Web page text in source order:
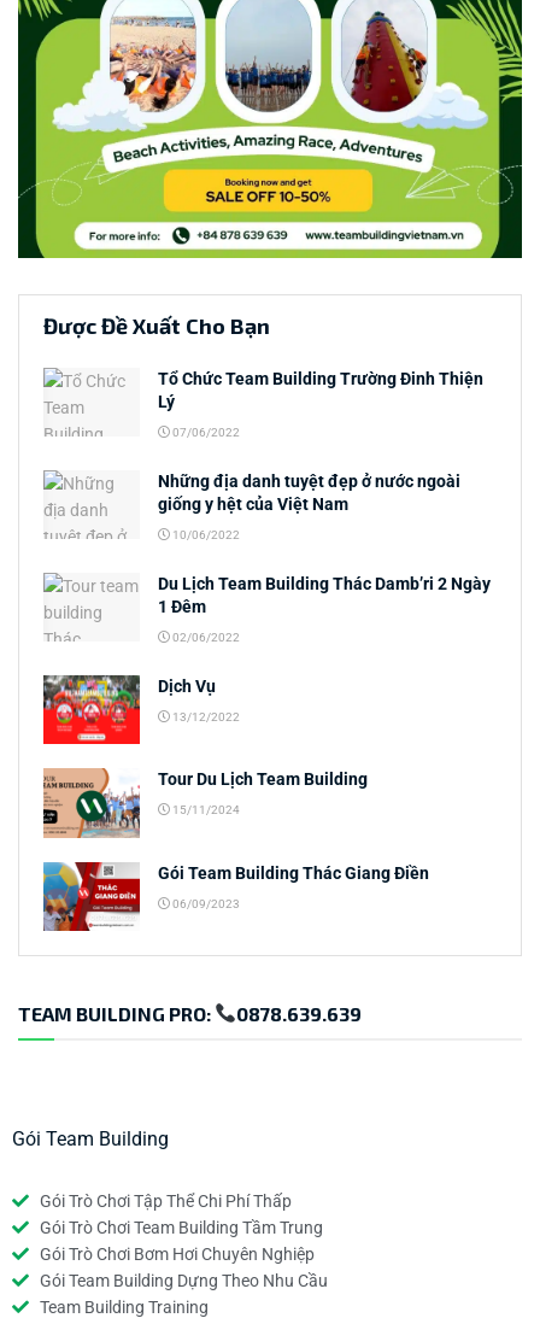
Được Đề Xuất Cho Bạn
Tổ Chức Team Building Trường Đinh Thiện
Lý
07/06/2022
Những địa danh tuyệt đẹp ở nước ngoài
giống y hệt của Việt Nam
10/06/2022
Du Lịch Team Building Thác Damb’ri 2 Ngày
1 Đêm
02/06/2022
Dịch Vụ
13/12/2022
Tour Du Lịch Team Building
15/11/2024
Gói Team Building Thác Giang Điền
06/09/2023
TEAM BUILDING PRO: 0878.639.639
Gói Team Building
Gói Trò Chơi Tập Thể Chi Phí Thấp
Gói Trò Chơi Team Building Tầm Trung
Gói Trò Chơi Bơm Hơi Chuyên Nghiệp
Gói Team Building Dựng Theo Nhu Cầu
Team Building Training